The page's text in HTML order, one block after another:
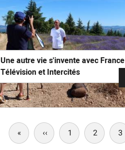
Une autre vie s'invente avec France
Télévision et Intercités
« First
page
‹‹ Previous
page
1 2 3